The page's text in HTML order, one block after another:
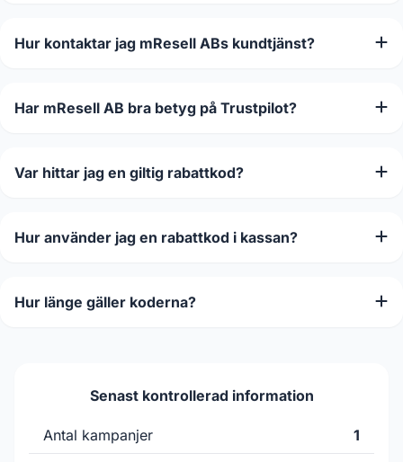
Hur kontaktar jag mResell ABs kundtjänst?
Har mResell AB bra betyg på Trustpilot?
Var hittar jag en giltig rabattkod?
Hur använder jag en rabattkod i kassan?
Hur länge gäller koderna?
Senast kontrollerad information
Antal kampanjer 1